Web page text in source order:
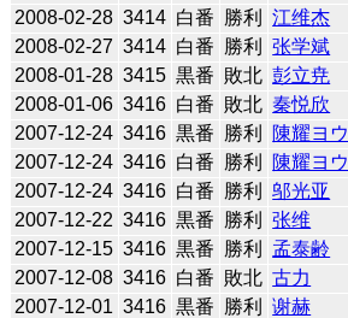
2008-02-28 3414 白番 勝利 江维杰
2008-02-27 3414 白番 勝利 张学斌
2008-01-28 3415 黒番 敗北 彭立尭
2008-01-06 3416 白番 敗北 秦悦欣
2007-12-24 3416 黒番 勝利 陳耀ヨウ
2007-12-24 3416 白番 勝利 陳耀ヨウ
2007-12-24 3416 白番 勝利 邬光亚
2007-12-22 3416 黒番 勝利 张维
2007-12-15 3416 黒番 勝利 孟泰齢
2007-12-08 3416 白番 敗北 古力
2007-12-01 3416 黒番 勝利 谢赫